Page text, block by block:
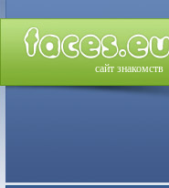
сайт знакомств